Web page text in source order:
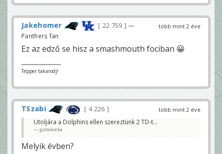
több mint 2 éve
Jakehomer 22 759
—
Panthers fan
Ez az edző se hisz a smashmouth fociban 😀
Tepper takarodj!
több mint 2 éve
TSzabi
4 226
Utoljára a Dolphins ellen szereztünk 2 TD-t...
gabokocka
Melyik évben?